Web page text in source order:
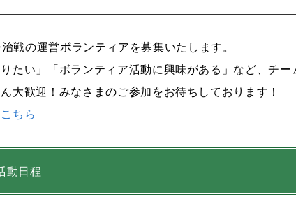
戦の運営ボランティアを募集いたします。
りたい」「ボランティア活動に興味がある」など、チ
大歓迎！みなさまのご参加をお待ちしております！
ちら
動日程